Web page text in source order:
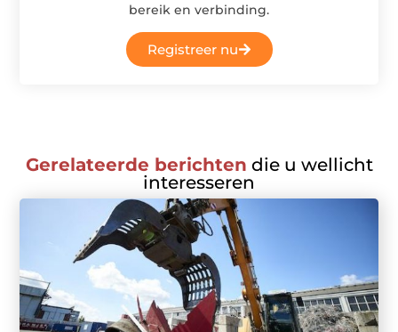
bereik en verbinding.
Registreer nu
Gerelateerde berichten die u wellicht
interesseren